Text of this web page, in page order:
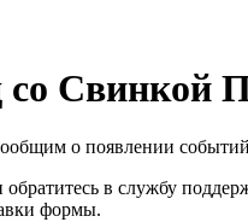
Свинкой
о появлении событий
в службу
формы.